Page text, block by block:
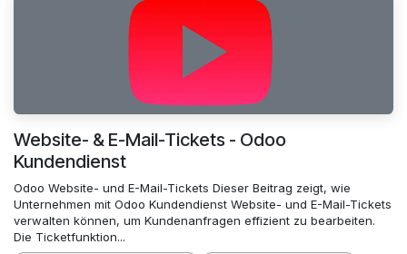
Website- & E-Mail-Tickets - Odoo
Kundendienst
Odoo Website- und E-Mail-Tickets Dieser Beitrag zeigt, wie
Unternehmen mit Odoo Kundendienst Website- und E-Mail-Tickets
verwalten können, um Kundenanfragen effizient zu bearbeiten.
Die Ticketfunktion...